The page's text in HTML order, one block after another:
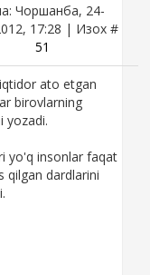
Чоршанба, 24-
17:28 | Изох #
51
ato etgan
birovlarning
yozadi.
yo'q insonlar faqat
qilgan dardlarini